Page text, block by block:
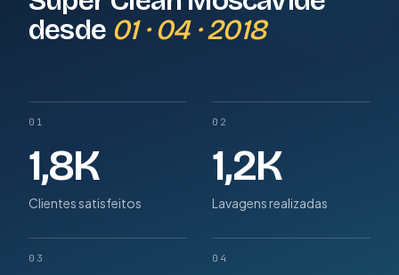
desde 01 · 04 · 2018
01
1,8K
Clientes satisfeitos
02
1,2K
Lavagens realizadas
03 04